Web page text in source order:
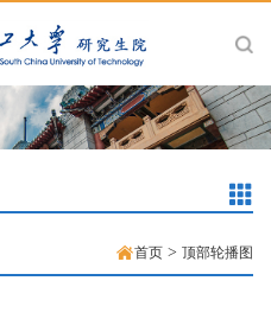
首页 > 顶部轮播图